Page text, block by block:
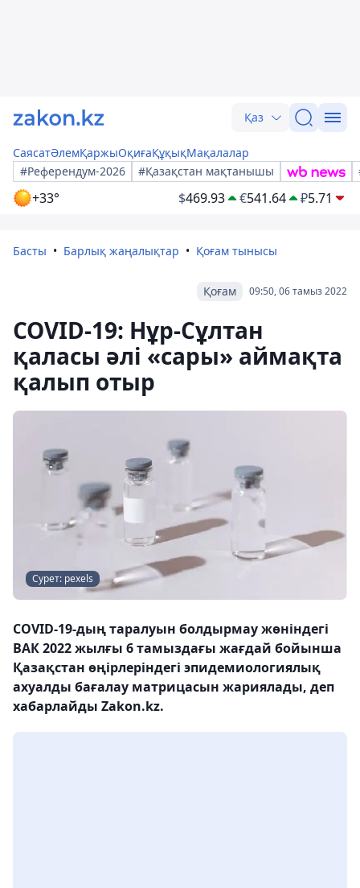
Қаз
СаясатӘлемҚаржыОқиғаҚұқықМақалалар
#Референдум-2026
#Қазақстан мақтанышы
+33° $469.93 €541.64 ₽5.71
Басты Барлық жаңалықтар Қоғам тынысы
09:50, 06 тамыз 2022
Қоғам
COVID-19: Нұр-Сұлтан
қаласы әлі «сары» аймақта
қалып отыр
Сурет: pexels
COVID-19-дың таралуын болдырмау жөніндегі
ВАК 2022 жылғы 6 тамыздағы жағдай бойынша
Қазақстан өңірлеріндегі эпидемиологиялық
ахуалды бағалау матрицасын жариялады, деп
хабарлайды Zakon.kz.